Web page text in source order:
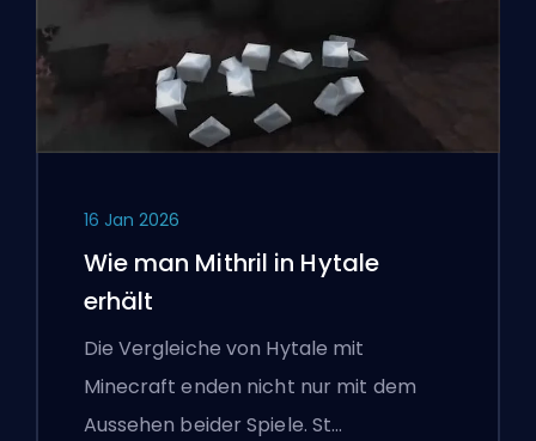
16 Jan 2026
Wie man Mithril in Hytale
erhält
Die Vergleiche von Hytale mit
Minecraft enden nicht nur mit dem
Aussehen beider Spiele. St…